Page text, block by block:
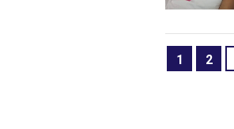
1 2